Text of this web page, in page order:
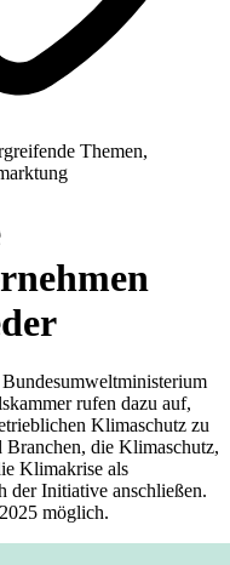
Themen,
rufen dazu auf,
Klimaschutz zu
die Klimaschutz,
Klimakrise als
der Initiative anschließen.
möglich.